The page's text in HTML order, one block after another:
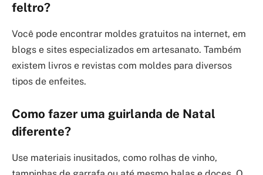
feltro?
Você pode encontrar moldes gratuitos na internet, em
blogs e sites especializados em artesanato. Também
existem livros e revistas com moldes para diversos
tipos de enfeites.
Como fazer uma guirlanda de Natal
diferente?
Use materiais inusitados, como rolhas de vinho,